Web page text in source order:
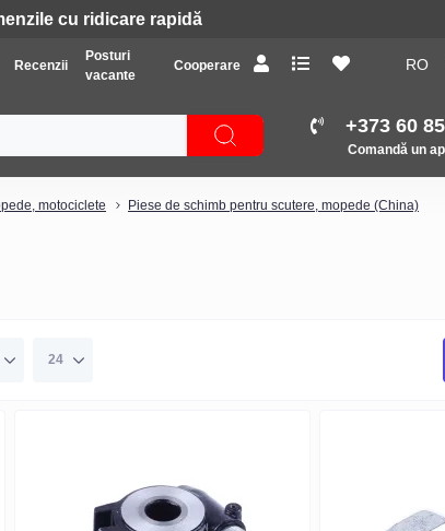
gratuită
Recenzii
Posturi
vacante
Cooperare RO
+373 60
Comandă un
motociclete
Piese de schimb pentru scutere, mopede (China)